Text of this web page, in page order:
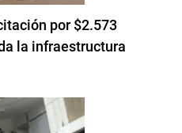
por $2.573
la infraestructura